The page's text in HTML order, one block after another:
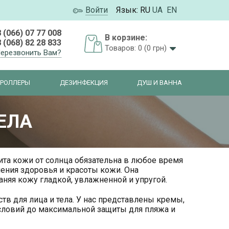
Язык: RU UA EN
Войти
(066) 07 77 008
(068) 82 28 833
Вам?
В корзине:
Товаров: 0 (0 грн)
ДЕЗИНФЕКЦИЯ ДУШ И ВАННА
кожи от солнца обязательна в любое время
здоровья и красоты кожи. Она
кожу гладкой, увлажненной и упругой.
для лица и тела. У нас представлены кремы,
до максимальной защиты для пляжа и